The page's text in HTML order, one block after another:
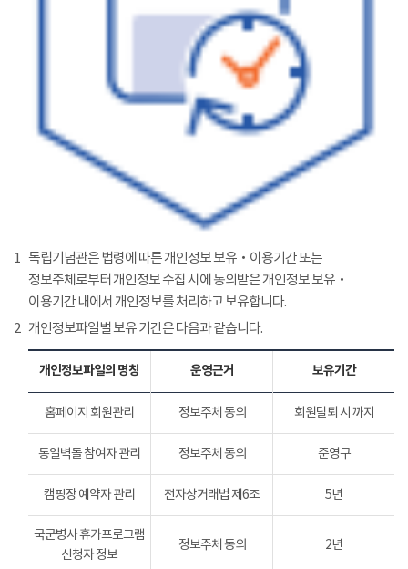
1 독립기념관은 법령에 따른 개인정보 보유‧이용기간 또는
정보주체로부터 개인정보 수집 시에 동의받은 개인정보 보유‧
이용기간 내에서 개인정보를 처리하고 보유합니다.
2 개인정보파일별 보유 기간은 다음과 같습니다.
개인정보파일의 명칭 운영근거 보유기간
홈페이지 회원관리 정보주체 동의 회원탈퇴 시 까지
통일벽돌 참여자 관리 정보주체 동의 준영구
캠핑장 예약자 관리 전자상거래법 제6조 5년
국군병사 휴가프로그램
신청자 정보
정보주체 동의 2년